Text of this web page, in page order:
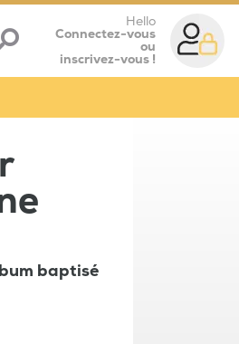
Hello
Connectez-vous
ou
inscrivez-vous !
baptisé